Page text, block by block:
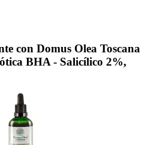
con Domus Olea Toscana
BHA - Salicílico 2%,